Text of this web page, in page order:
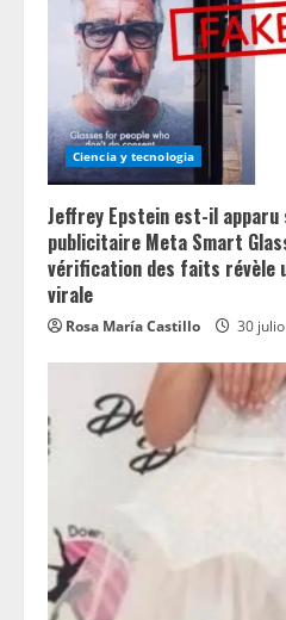
Ciencia y tecnologia
Jeffrey Epstein est-il apparu
publicitaire Meta Smart
vérification des faits révèle
virale
Rosa María Castillo 30